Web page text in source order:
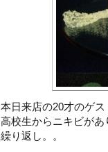
本日来店の20才のゲス
高校生からニキビが
繰り返し。。